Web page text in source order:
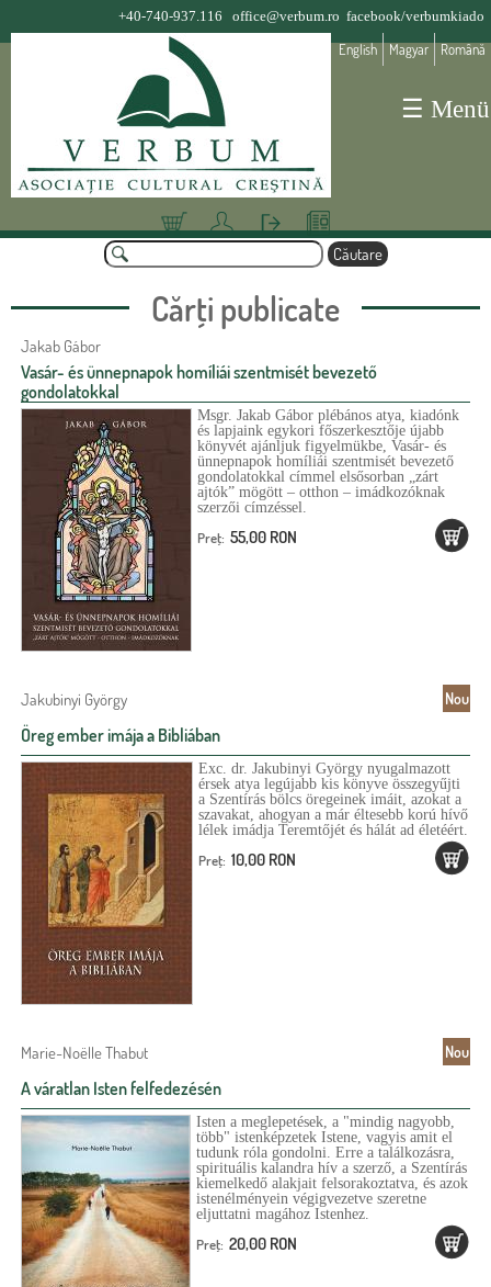
Jump to navigation
English Magyar Română
+40-740-937.116 office@verbum.ro facebook/verbumkiado
Coş
Deta
lii
Aute
ntifi
Olva
sósa
☰ Menü
o
m
u
u
t
a
r
e
C
ă
t
e
Cărţi publicate
Jakab Gábor
Vasár- és ünnepnapok homíliái szentmisét bevezető
gondolatokkal
Msgr. Jakab Gábor plébános atya, kiadónk
és lapjaink egykori főszerkesztője újabb
könyvét ajánljuk figyelmükbe, Vasár- és
ünnepnapok homíliái szentmisét bevezető
gondolatokkal címmel elsősorban „zárt
ajtók” mögött – otthon – imádkozóknak
szerzői címzéssel.
Preţ: 55,00 RON
Nou
Jakubinyi György
Öreg ember imája a Bibliában
Exc. dr. Jakubinyi György nyugalmazott
érsek atya legújabb kis könyve összegyűjti
a Szentírás bölcs öregeinek imáit, azokat a
szavakat, ahogyan a már éltesebb korú hívő
lélek imádja Teremtőjét és hálát ad életéért.
Preţ: 10,00 RON
Nou
Marie-Noëlle Thabut
A váratlan Isten felfedezésén
Isten a meglepetések, a "mindig nagyobb,
több" istenképzetek Istene, vagyis amit el
tudunk róla gondolni. Erre a találkozásra,
spirituális kalandra hív a szerző, a Szentírás
kiemelkedő alakjait felsorakoztatva, és azok
istenélményein végigvezetve szeretne
eljuttatni magához Istenhez.
Preţ: 20,00 RON
P